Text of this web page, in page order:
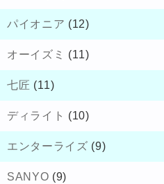
パイオニア (12)
オーイズミ (11)
七匠 (11)
ディライト (10)
エンターライズ (9)
SANYO (9)